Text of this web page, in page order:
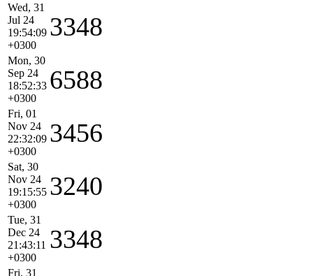
Wed, 31
Jul 24
19:54:09
+0300
3348
Mon, 30
Sep 24
18:52:33
+0300
6588
Fri, 01
Nov 24
22:32:09
+0300
3456
Sat, 30
Nov 24
19:15:55
+0300
3240
Tue, 31
Dec 24
21:43:11
+0300
3348
Fri, 31